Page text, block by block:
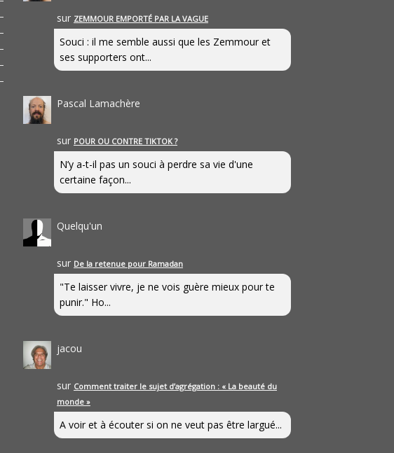
sur ZEMMOUR EMPORTÉ PAR LA VAGUE
Souci : il me semble aussi que les Zemmour et
ses supporters ont...
Pascal Lamachère
sur POUR OU CONTRE TIKTOK ?
N’y a-t-il pas un souci à perdre sa vie d'une
certaine façon...
Quelqu'un
sur De la retenue pour Ramadan
"Te laisser vivre, je ne vois guère mieux pour te
punir." Ho...
jacou
sur Comment traiter le sujet d’agrégation : « La beauté du
monde »
A voir et à écouter si on ne veut pas être largué...